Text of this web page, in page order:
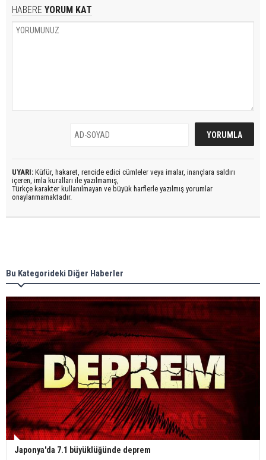
HABERE YORUM KAT
UYARI: Küfür, hakaret, rencide edici cümleler veya imalar, inançlara saldırı
içeren, imla kuralları ile yazılmamış,
Türkçe karakter kullanılmayan ve büyük harflerle yazılmış yorumlar
onaylanmamaktadır.
Bu Kategorideki Diğer Haberler
Japonya'da 7.1 büyüklüğünde deprem